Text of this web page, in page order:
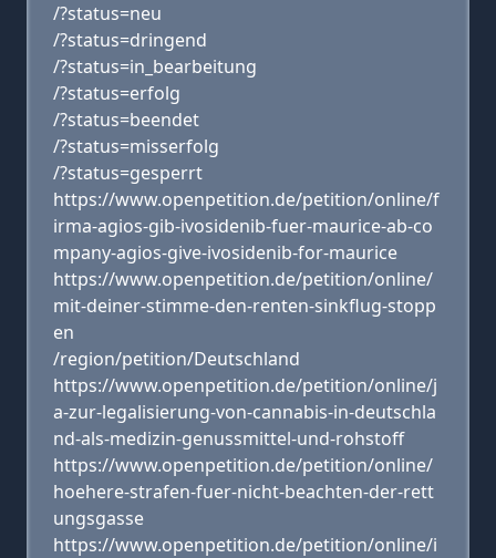
/?status=neu
/?status=dringend
/?status=in_bearbeitung
/?status=erfolg
/?status=beendet
/?status=misserfolg
/?status=gesperrt
https://www.openpetition.de/petition/online/f
irma-agios-gib-ivosidenib-fuer-maurice-ab-co
mpany-agios-give-ivosidenib-for-maurice
https://www.openpetition.de/petition/online/
mit-deiner-stimme-den-renten-sinkflug-stopp
en
/region/petition/Deutschland
https://www.openpetition.de/petition/online/j
a-zur-legalisierung-von-cannabis-in-deutschla
nd-als-medizin-genussmittel-und-rohstoff
https://www.openpetition.de/petition/online/
hoehere-strafen-fuer-nicht-beachten-der-rett
ungsgasse
https://www.openpetition.de/petition/online/i